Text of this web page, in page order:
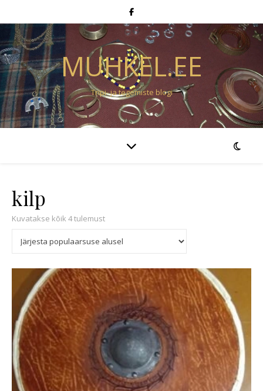
MUHKEL.EE
Tripi- ja tegemiste blogi
kilp
Kuvatakse kõik 4 tulemustSorteeritud populaarsuse järgi